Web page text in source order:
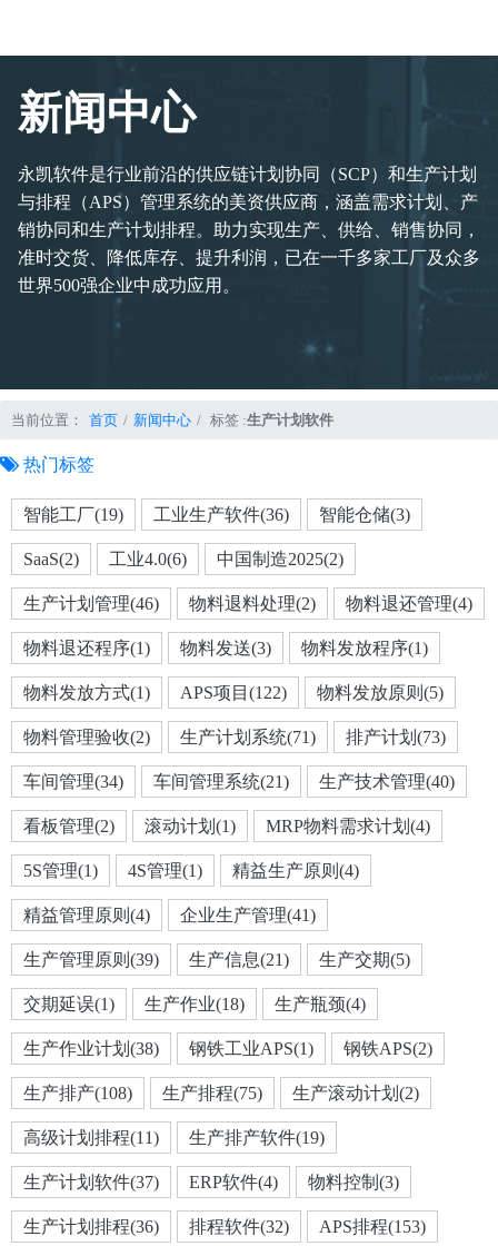
新闻中心
永凯软件是行业前沿的供应链计划协同（SCP）和生产计划
与排程（APS）管理系统的美资供应商，涵盖需求计划、产
销协同和生产计划排程。助力实现生产、供给、销售协同，
准时交货、降低库存、提升利润，已在一千多家工厂及众多
世界500强企业中成功应用。
当前位置： 首页 新闻中心 标签 :生产计划软件
热门标签
智能工厂(19) 工业生产软件(36) 智能仓储(3)
SaaS(2) 工业4.0(6) 中国制造2025(2)
生产计划管理(46) 物料退料处理(2) 物料退还管理(4)
物料退还程序(1) 物料发送(3) 物料发放程序(1)
物料发放方式(1) APS项目(122) 物料发放原则(5)
物料管理验收(2) 生产计划系统(71) 排产计划(73)
车间管理(34) 车间管理系统(21) 生产技术管理(40)
看板管理(2) 滚动计划(1) MRP物料需求计划(4)
5S管理(1) 4S管理(1) 精益生产原则(4)
精益管理原则(4) 企业生产管理(41)
生产管理原则(39) 生产信息(21) 生产交期(5)
交期延误(1) 生产作业(18) 生产瓶颈(4)
生产作业计划(38) 钢铁工业APS(1) 钢铁APS(2)
生产排产(108) 生产排程(75) 生产滚动计划(2)
高级计划排程(11) 生产排产软件(19)
生产计划软件(37) ERP软件(4) 物料控制(3)
生产计划排程(36) 排程软件(32) APS排程(153)